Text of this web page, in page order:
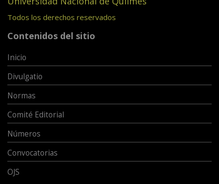
Todos los derechos reservados
Contenidos del sitio
Inicio
Divulgatio
Normas
Comité Editorial
Números
Convocatorias
OJS